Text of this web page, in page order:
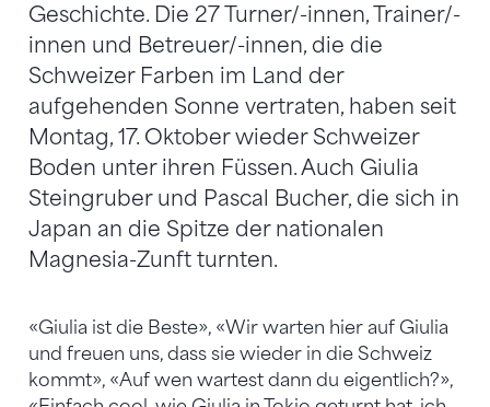
Geschichte. Die 27 Turner/-innen, Trainer/-
innen und Betreuer/-innen, die die
Schweizer Farben im Land der
aufgehenden Sonne vertraten, haben seit
Montag, 17. Oktober wieder Schweizer
Boden unter ihren Füssen. Auch Giulia
Steingruber und Pascal Bucher, die sich in
Japan an die Spitze der nationalen
Magnesia-Zunft turnten.
«Giulia ist die Beste», «Wir warten hier auf Giulia
und freuen uns, dass sie wieder in die Schweiz
kommt», «Auf wen wartest dann du eigentlich?»,